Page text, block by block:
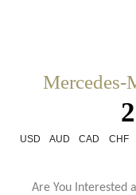
Mercedes-
USD AUD CAD CHF
Are You Interested